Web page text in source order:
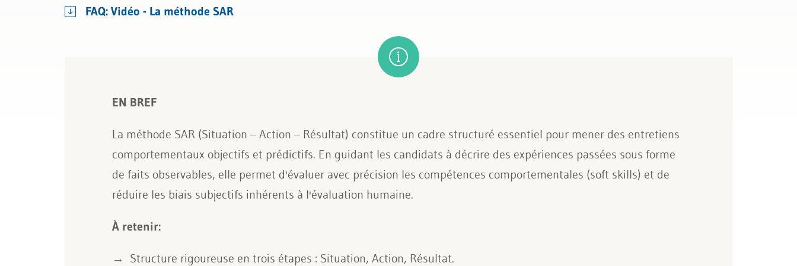
FAQ: Vidéo - La méthode SAR
EN BREF
La méthode SAR (Situation – Action – Résultat) constitue un cadre structuré essentiel pour mener des entretiens
comportementaux objectifs et prédictifs. En guidant les candidats à décrire des expériences passées sous forme
de faits observables, elle permet d'évaluer avec précision les compétences comportementales (soft skills) et de
réduire les biais subjectifs inhérents à l'évaluation humaine.
À retenir:
Structure rigoureuse en trois étapes : Situation, Action, Résultat.